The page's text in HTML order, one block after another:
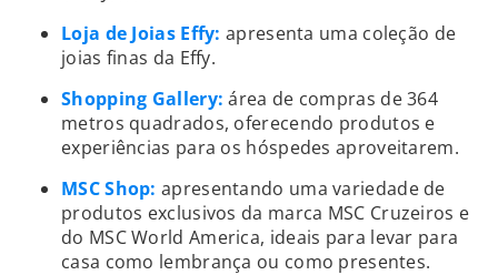
Loja de Joias Effy: apresenta uma coleção de
joias finas da Effy.
Shopping Gallery: área de compras de 364
metros quadrados, oferecendo produtos e
experiências para os hóspedes aproveitarem.
MSC Shop: apresentando uma variedade de
produtos exclusivos da marca MSC Cruzeiros e
do MSC World America, ideais para levar para
casa como lembrança ou como presentes.